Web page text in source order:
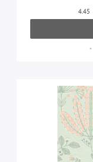
4.45
*